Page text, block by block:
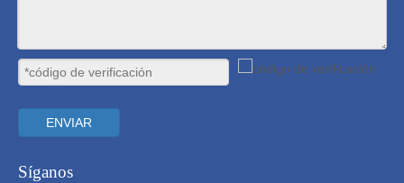
ENVIAR
Síganos